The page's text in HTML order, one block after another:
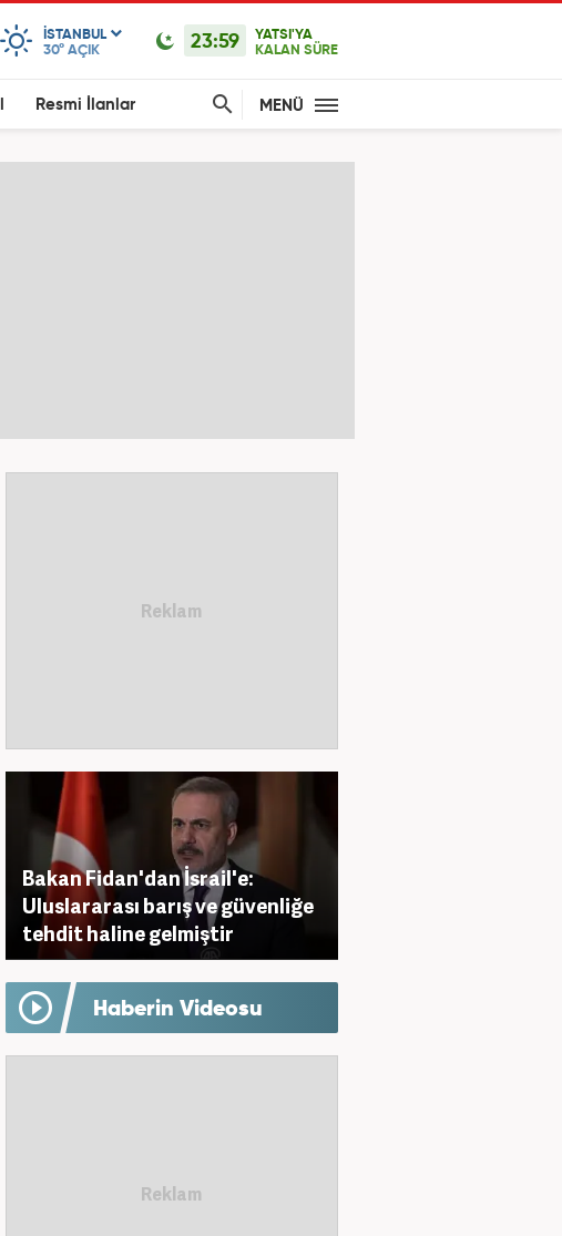
ISTANBUL
30° AÇIK 23:59
YATSI'YA
KALAN SÜRE
Resmi İlanlar MENÜ
Bakan Fidan'dan İsrail'e:
Uluslararası barış ve güvenliğe
tehdit haline gelmiştir
Haberin Videosu